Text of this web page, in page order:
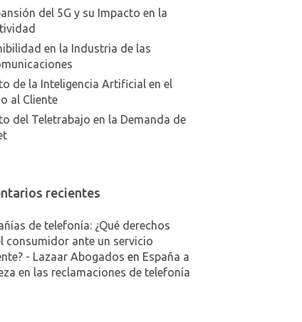
del 5G y su Impacto en la
en la Industria de las
de la Inteligencia Artificial en el
al Cliente
del Teletrabajo en la Demanda de
recientes
de telefonía: ¿Qué derechos
consumidor ante un servicio
- Lazaar Abogados en España a
en las reclamaciones de telefonía